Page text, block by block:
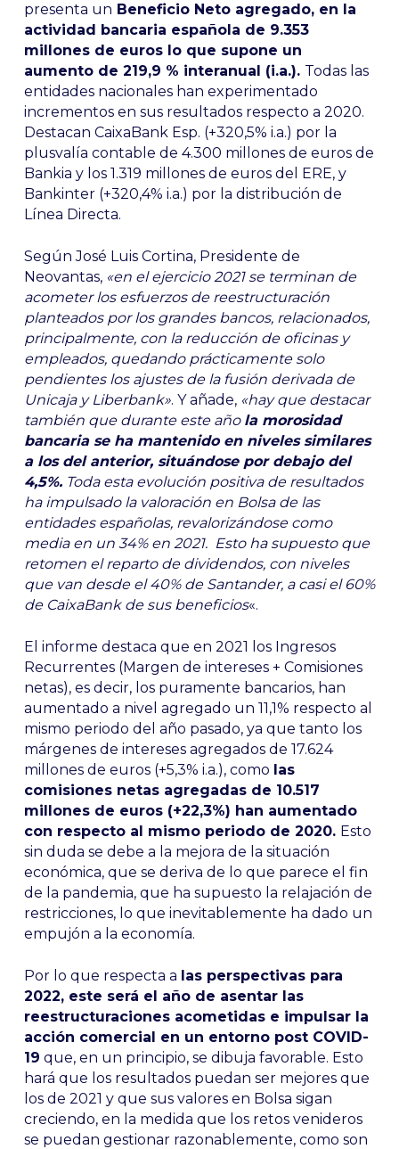
presenta un Beneficio Neto agregado, en la
actividad bancaria española de 9.353
millones de euros lo que supone un
aumento de 219,9 % interanual (i.a.). Todas las
entidades nacionales han experimentado
incrementos en sus resultados respecto a 2020.
Destacan CaixaBank Esp. (+320,5% i.a.) por la
plusvalía contable de 4.300 millones de euros de
Bankia y los 1.319 millones de euros del ERE, y
Bankinter (+320,4% i.a.) por la distribución de
Línea Directa.
Según José Luis Cortina, Presidente de
Neovantas, «en el ejercicio 2021 se terminan de
acometer los esfuerzos de reestructuración
planteados por los grandes bancos, relacionados,
principalmente, con la reducción de oficinas y
empleados, quedando prácticamente solo
pendientes los ajustes de la fusión derivada de
Unicaja y Liberbank». Y añade, «hay que destacar
también que durante este año la morosidad
bancaria se ha mantenido en niveles similares
a los del anterior, situándose por debajo del
4,5%.Toda esta evolución positiva de resultados
ha impulsado la valoración en Bolsa de las
entidades españolas, revalorizándose como
media en un 34% en 2021. Esto ha supuesto que
retomen el reparto de dividendos, con niveles
que van desde el 40% de Santander, a casi el 60%
de CaixaBank de sus beneficios«.
El informe destaca que en 2021 los Ingresos
Recurrentes (Margen de intereses + Comisiones
netas), es decir, los puramente bancarios, han
aumentado a nivel agregado un 11,1% respecto al
mismo periodo del año pasado, ya que tanto los
márgenes de intereses agregados de 17.624
millones de euros (+5,3% i.a.), como las
comisiones netas agregadas de 10.517
millones de euros (+22,3%) han aumentado
con respecto al mismo periodo de 2020. Esto
sin duda se debe a la mejora de la situación
económica, que se deriva de lo que parece el fin
de la pandemia, que ha supuesto la relajación de
restricciones, lo que inevitablemente ha dado un
empujón a la economía.
Por lo que respecta a las perspectivas para
2022, este será el año de asentar las
reestructuraciones acometidas e impulsar la
acción comercial en un entorno post COVID-
19 que, en un principio, se dibuja favorable. Esto
hará que los resultados puedan ser mejores que
los de 2021 y que sus valores en Bolsa sigan
creciendo, en la medida que los retos venideros
se puedan gestionar razonablemente, como son